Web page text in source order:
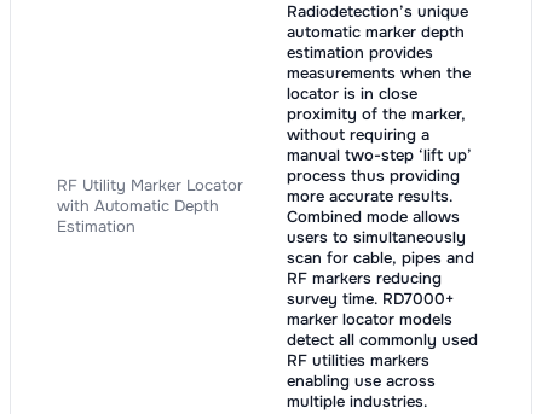
RF Utility Marker Locator
with Automatic Depth
Estimation
Radiodetection’s unique
automatic marker depth
estimation provides
measurements when the
locator is in close
proximity of the marker,
without requiring a
manual two-step ‘lift up’
process thus providing
more accurate results.
Combined mode allows
users to simultaneously
scan for cable, pipes and
RF markers reducing
survey time. RD7000+
marker locator models
detect all commonly used
RF utilities markers
enabling use across
multiple industries.